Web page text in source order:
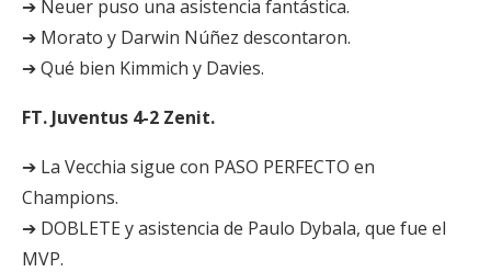
➔ Neuer puso una asistencia fantástica.
➔ Morato y Darwin Núñez descontaron.
➔ Qué bien Kimmich y Davies.
FT. Juventus 4-2 Zenit.
➔ La Vecchia sigue con PASO PERFECTO en
Champions.
➔ DOBLETE y asistencia de Paulo Dybala, que fue el
MVP.